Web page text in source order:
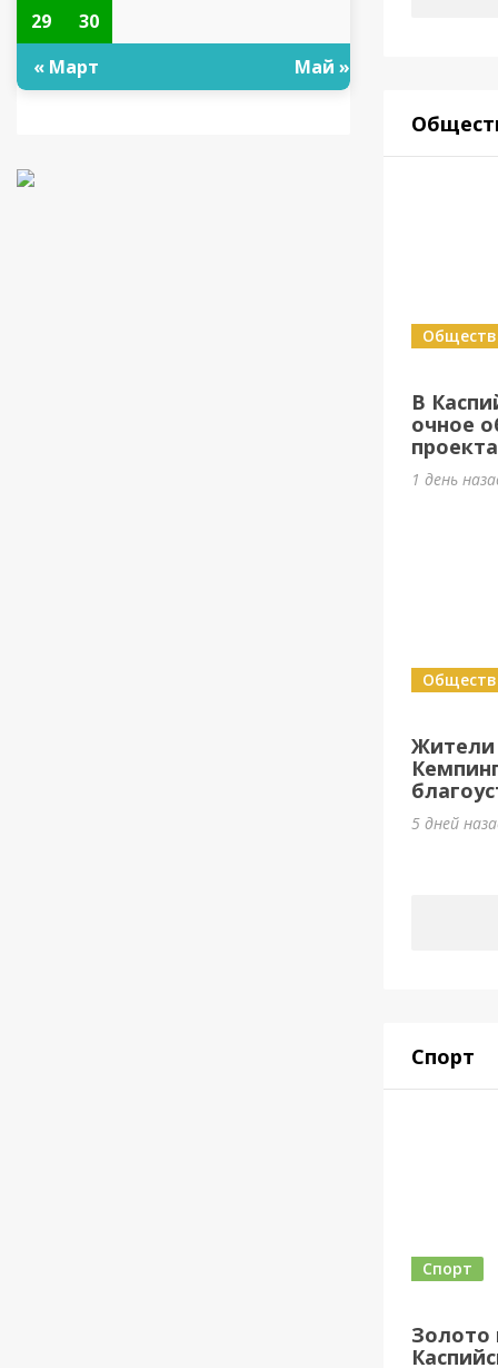
29
30
« Март
Май »
В
очное
1 день
Жители
5 дней
Спорт
Золото
Спорт